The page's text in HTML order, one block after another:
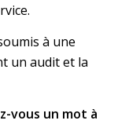
à une
un audit et la
vous un mot à